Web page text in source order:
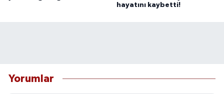
hayatını kaybetti!
Yorumlar